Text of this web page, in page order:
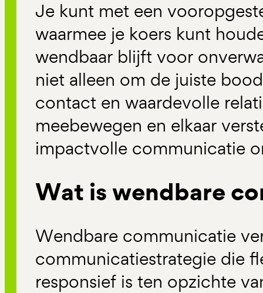
Je kunt met een
waarmee je koers kunt
wendbaar blijft voor
niet alleen om de juiste
contact en waardevolle
meebewegen en elkaar
impactvolle communicatie
Wat is wendbare
Wendbare communicatie
communicatiestrategie die
responsief is ten opzichte